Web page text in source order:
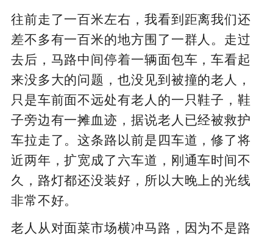
往前走了一百米左右，我看到距离我们还
差不多有一百米的地方围了一群人。走过
去后，马路中间停着一辆面包车，车看起
来没多大的问题，也没见到被撞的老人，
只是车前面不远处有老人的一只鞋子，鞋
子旁边有一摊血迹，据说老人已经被救护
车拉走了。这条路以前是四车道，修了将
近两年，扩宽成了六车道，刚通车时间不
久，路灯都还没装好，所以大晚上的光线
非常不好。
老人从对面菜市场横冲马路，因为不是路